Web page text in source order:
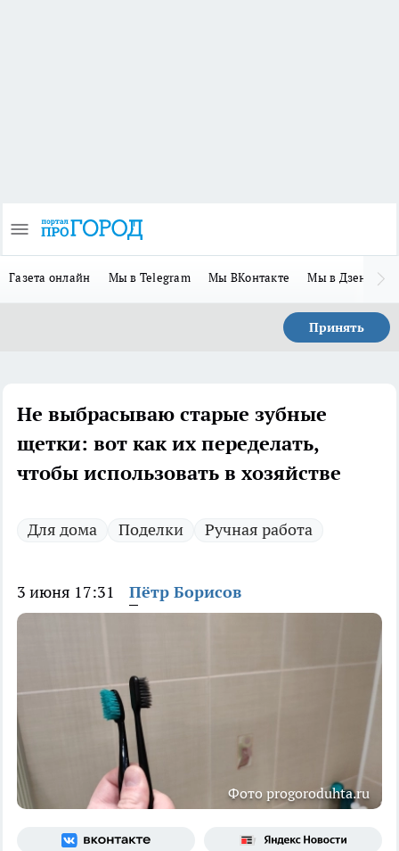
Газета онлайн Мы в Telegram Мы ВКонтакте Мы в Дзене
Принять
Не выбрасываю старые зубные
щетки: вот как их переделать,
чтобы использовать в хозяйстве
Для дома Поделки Ручная работа
3 июня 17:31 Пётр Борисов
Фото progoroduhta.ru